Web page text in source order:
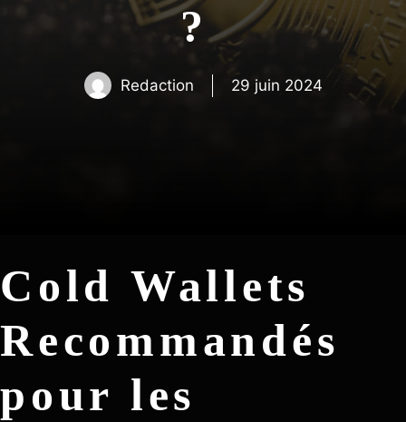
?
Redaction 29 juin 2024
Cold Wallets
Recommandés
pour les